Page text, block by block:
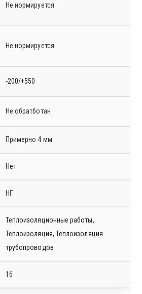
Не нормируется
Не нормируется
-200/+550
Не обратботан
Примерно 4 мм
Нет
НГ
Теплоизоляционные работы,
Теплоизоляция, Теплоизоляция
трубопроводов
16